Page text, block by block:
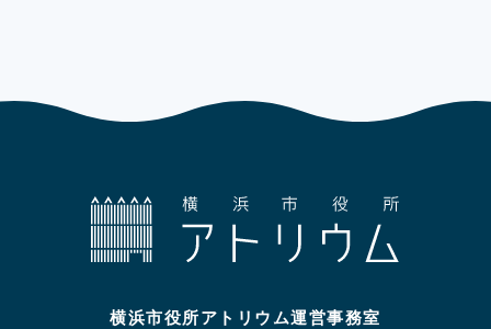
横浜市役所アトリウム運営事務室